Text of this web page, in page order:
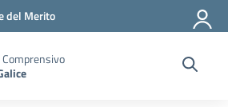
del Merito